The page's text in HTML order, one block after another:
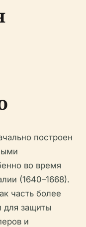
построен
во время
(1640–1668).
часть более
для защиты
и